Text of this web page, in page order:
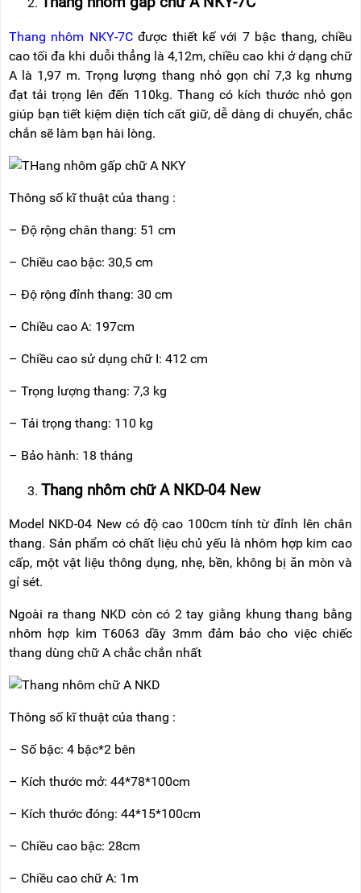
Thang nhôm NKY-7Cđược thiết kế với 7 bậc thang, chiều
cao tối đa khi duỗi thẳng là 4,12m, chiều cao khi ở dạng chữ
A là 1,97 m. Trọng lượng thang nhỏ gọn chỉ 7,3 kg nhưng
đạt tải trọng lên đến 110kg. Thang có kích thước nhỏ gọn
giúp bạn tiết kiệm diện tích cất giữ, dễ dàng di chuyển, chắc
chắn sẽ làm bạn hài lòng.
Thông số kĩ thuật của thang :
– Độ rộng chân thang: 51 cm
– Chiều cao bậc: 30,5 cm
– Độ rộng đỉnh thang: 30 cm
– Chiều cao A: 197cm
– Chiều cao sử dụng chữ I: 412 cm
– Trọng lượng thang: 7,3 kg
– Tải trọng thang: 110 kg
– Bảo hành: 18 tháng
Thang nhôm chữ A NKD-04 New
Model NKD-04 New có độ cao 100cm tính từ đỉnh lên chân
thang. Sản phẩm có chất liệu chủ yếu là nhôm hợp kim cao
cấp, một vật liệu thông dụng, nhẹ, bền, không bị ăn mòn và
gỉ sét.
Ngoài ra thang NKD còn có 2 tay giằng khung thang bằng
nhôm hợp kim T6063 dầy 3mm đảm bảo cho việc chiếc
thang dùng chữ A chắc chắn nhất
Thông số kĩ thuật của thang :
– Số bậc: 4 bậc*2 bên
– Kích thước mở: 44*78*100cm
– Kích thước đóng: 44*15*100cm
– Chiều cao bậc: 28cm
– Chiều cao chữ A: 1m